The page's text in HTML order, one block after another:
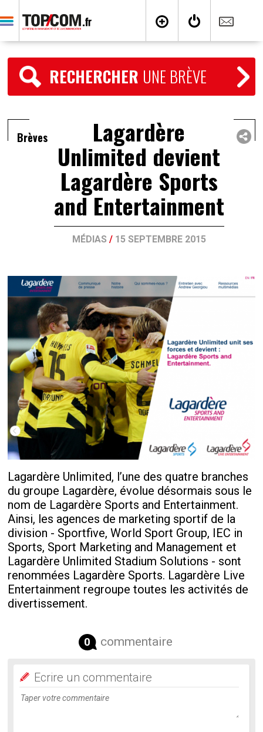
RECHERCHER UNE BRÈVE
Brèves Lagardère
Unlimited devient
Lagardère Sports
and Entertainment
MÉDIAS / 15 SEPTEMBRE 2015
Lagardère Unlimited, l’une des quatre branches
du groupe Lagardère, évolue désormais sous le
nom de Lagardère Sports and Entertainment.
Ainsi, les agences de marketing sportif de la
division - Sportfive, World Sport Group, IEC in
Sports, Sport Marketing and Management et
Lagardère Unlimited Stadium Solutions - sont
renommées Lagardère Sports. Lagardère Live
Entertainment regroupe toutes les activités de
divertissement.
0 commentaire
Ecrire un commentaire